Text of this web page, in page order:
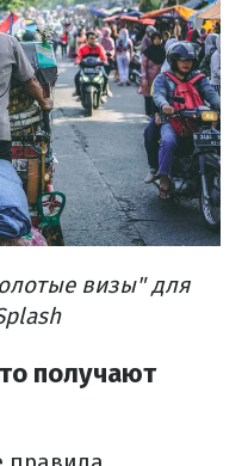
визы" для
получают